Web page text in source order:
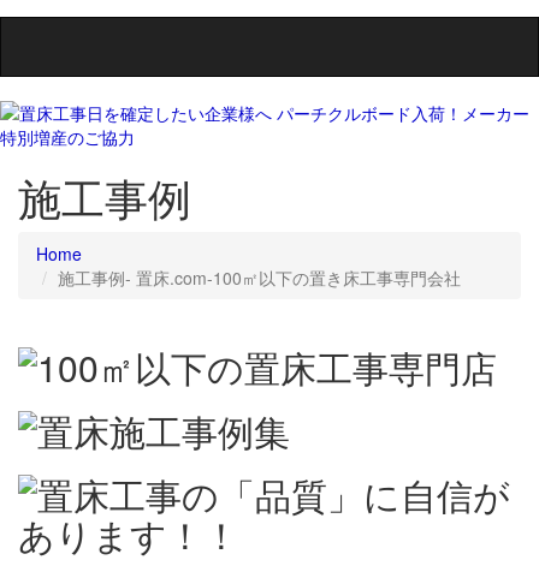
navigation
施工事例
Home
施工事例‐ 置床.com-100㎡以下の置き床工事専門会社